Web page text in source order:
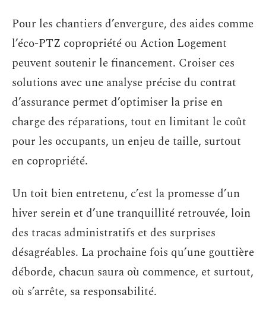
Pour les chantiers d’envergure, des aides comme
l’éco-PTZ copropriété ou Action Logement
peuvent soutenir le financement. Croiser ces
solutions avec une analyse précise du contrat
d’assurance permet d’optimiser la prise en
charge des réparations, tout en limitant le coût
pour les occupants, un enjeu de taille, surtout
en copropriété.
Un toit bien entretenu, c’est la promesse d’un
hiver serein et d’une tranquillité retrouvée, loin
des tracas administratifs et des surprises
désagréables. La prochaine fois qu’une gouttière
déborde, chacun saura où commence, et surtout,
où s’arrête, sa responsabilité.